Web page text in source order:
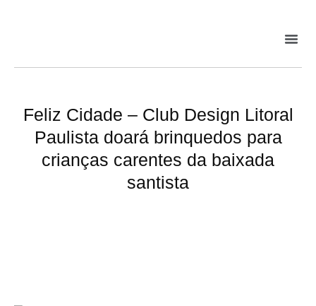
Feliz Cidade – Club Design Litoral
Paulista doará brinquedos para
crianças carentes da baixada
santista